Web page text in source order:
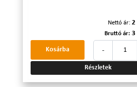
Nettó ár: 2
Bruttó ár: 3
-
Kosárba
Részletek